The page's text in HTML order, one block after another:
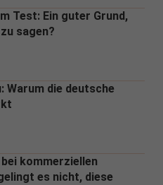
Test: Ein guter Grund,
sagen?
Warum die deutsche
kommerziellen
es nicht, diese